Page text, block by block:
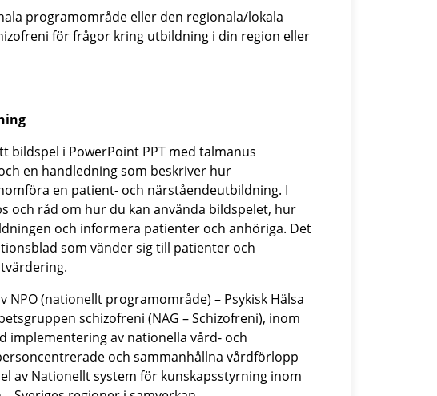
programområde eller den regionala/lokala
för frågor kring utbildning i din region eller
bildspel i PowerPoint PPT med talmanus
en handledning som beskriver hur
en patient- och närståendeutbildning. I
och råd om hur du kan använda bildspelet, hur
och informera patienter och anhöriga. Det
som vänder sig till patienter och
NPO (nationellt programområde) – Psykisk Hälsa
schizofreni (NAG – Schizofreni), inom
implementering av nationella vård- och
och sammanhållna vårdförlopp
av Nationellt system för kunskapsstyrning inom